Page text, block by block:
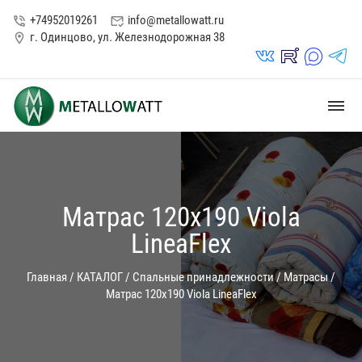
phone_in_talk +74952019261 mark_email_read info@metallowatt.ru
location_on г. Одинцово, ул. Железнодорожная 38
vk_in rutube_in max_s telegrams_in
dehaze
Матрас 120х190 Viola
LineaFlex
Главная / КАТАЛОГ / Спальные принадлежности/Матрасы/
Матрас 120х190 Viola LineaFlex